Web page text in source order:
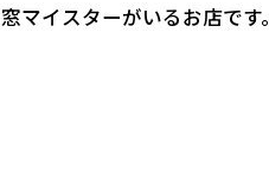
窓マイスターがいるお店です。